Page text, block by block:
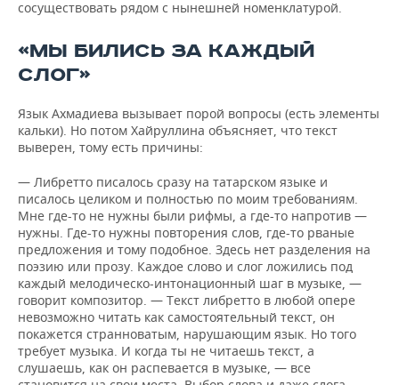
сосуществовать рядом с нынешней номенклатурой.
«МЫ БИЛИСЬ ЗА КАЖДЫЙ
СЛОГ»
Язык Ахмадиева вызывает порой вопросы (есть элементы
кальки). Но потом Хайруллина объясняет, что текст
выверен, тому есть причины:
— Либретто писалось сразу на татарском языке и
писалось целиком и полностью по моим требованиям.
Мне где-то не нужны были рифмы, а где-то напротив —
нужны. Где-то нужны повторения слов, где-то рваные
предложения и тому подобное. Здесь нет разделения на
поэзию или прозу. Каждое слово и слог ложились под
каждый мелодическо-интонационный шаг в музыке, —
говорит композитор. — Текст либретто в любой опере
невозможно читать как самостоятельный текст, он
покажется странноватым, нарушающим язык. Но того
требует музыка. И когда ты не читаешь текст, а
слушаешь, как он распевается в музыке, — все